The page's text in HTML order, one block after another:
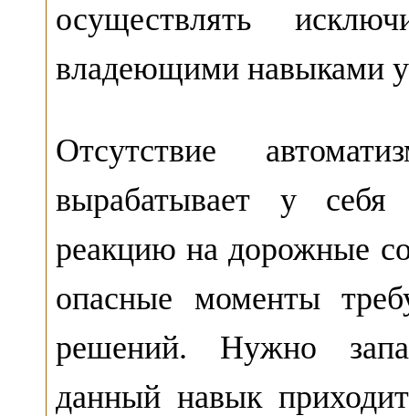
осуществлять
владеющими навыками
Отсутствие
вырабатывает у
реакцию на дорожные
опасные моменты
решений. Нужно
данный навык